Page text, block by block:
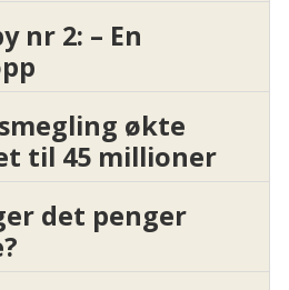
nr 2: – En
økte
til 45 millioner
det penger